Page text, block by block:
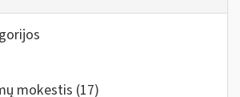
mokestis (17)